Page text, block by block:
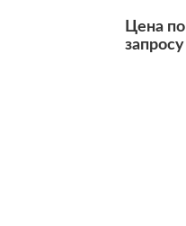
Цена по
запросу